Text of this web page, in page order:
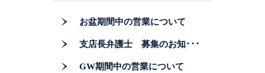
お盆期間中の営業について
支店長弁護士 募集のお知･･･
GW期間中の営業について